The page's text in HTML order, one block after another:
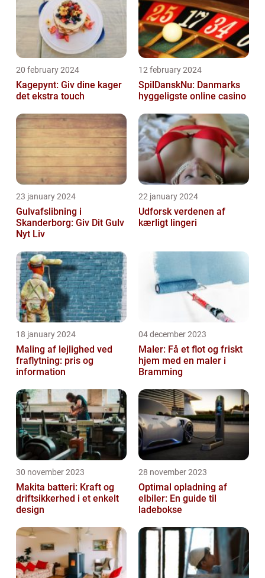
20 february 2024
Kagepynt: Giv dine kager
det ekstra touch
12 february 2024
SpilDanskNu: Danmarks
hyggeligste online casino
23 january 2024
Gulvafslibning i
Skanderborg: Giv Dit Gulv
Nyt Liv
22 january 2024
Udforsk verdenen af
kærligt lingeri
18 january 2024
Maling af lejlighed ved
fraflytning: pris og
information
04 december 2023
Maler: Få et flot og friskt
hjem med en maler i
Bramming
30 november 2023
Makita batteri: Kraft og
driftsikkerhed i et enkelt
design
28 november 2023
Optimal opladning af
elbiler: En guide til
ladebokse